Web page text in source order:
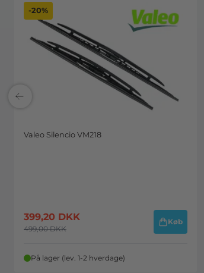
-20%
Valeo Silencio VM218
399,20 DKK
499,00DKK
Køb
På lager (lev. 1-2 hverdage)